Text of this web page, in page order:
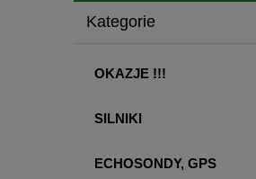
Kategorie
OKAZJE !!!
SILNIKI
ECHOSONDY, GPS